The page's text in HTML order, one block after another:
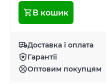
В кошик
Доставка і оплата
Гарантії
Оптовим покупцям